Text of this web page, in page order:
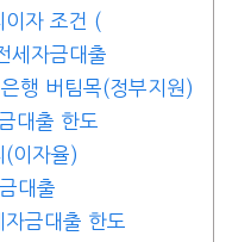
이자 조건 (
세자금대출
행 버팀목(정부지원)
대출 한도
(이자율)
대출
금대출 한도